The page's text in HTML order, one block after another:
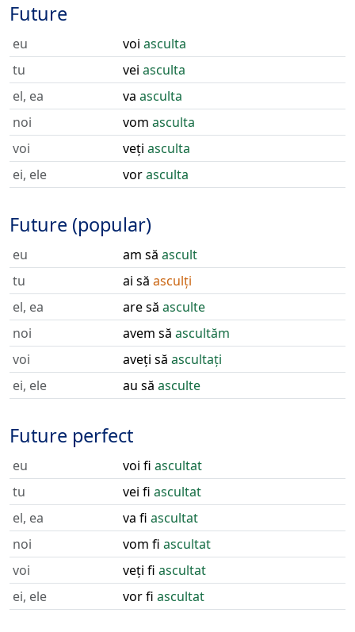
Future
eu voi asculta
tu
vei asculta
el, ea
va asculta
noi
vom asculta
voi
veți asculta
ei, ele
vorasculta
Future (popular)
eu am să ascult
tu
ai să asculți
el, ea
are să asculte
noi
avem să ascultăm
voi
aveți să ascultați
ei, ele
au să asculte
Future perfect
eu voi fi ascultat
tu
vei fi ascultat
el, ea
va fi ascultat
noi
vom fi ascultat
voi
veți fi ascultat
ei, ele
vor fi ascultat